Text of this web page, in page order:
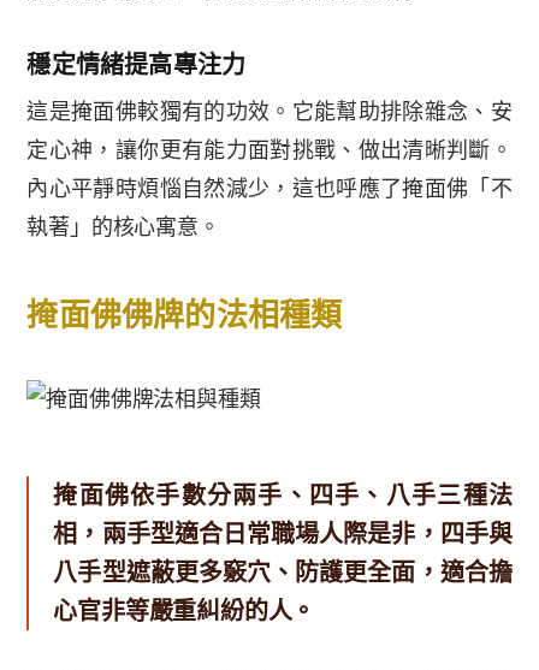
穩定情緒提高專注力
這是掩面佛較獨有的功效。它能幫助排除雜念、安
定心神，讓你更有能力面對挑戰、做出清晰判斷。
內心平靜時煩惱自然減少，這也呼應了掩面佛「不
執著」的核心寓意。
掩面佛佛牌的法相種類
掩面佛依手數分兩手、四手、八手三種法
相，兩手型適合日常職場人際是非，四手與
八手型遮蔽更多竅穴、防護更全面，適合擔
心官非等嚴重糾紛的人。